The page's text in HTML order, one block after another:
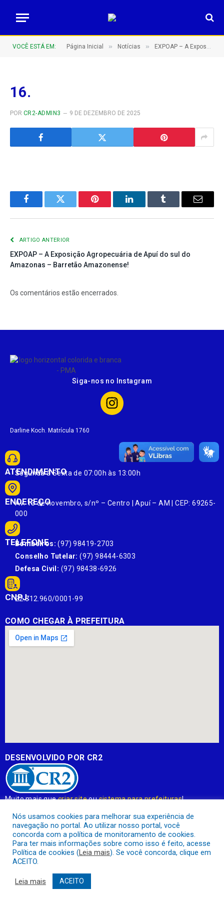
VOCÊ ESTÁ EM: Página Inicial » Notícias » EXPOAP – A Exposição Agropecuária de Apuí do sul do Amazonas – Barretão Amazonense!
16.
POR CR2-ADMIN3 9 DE DEZEMBRO DE 2025
FacebookTwitter Pinterest LinkedInTumblr
E-
ARTIGO ANTERIOR
EXPOAP – A Exposição Agropecuária de Apuí do sul do
Amazonas – Barretão Amazonense!
Os comentários estão encerrados.
Siga-nos no Instagram
Darline Koch. Matrícula 1760
ATENDIMENTO
Segunda à Sexta de 07:00h às 13:00h
ENDEREÇO
Av. 13 de novembro, s/nº – Centro | Apuí – AM | CEP: 69265-
000
TELEFONE
Bombeiros: (97) 98419-2703
Conselho Tutelar: (97) 98444-6303
Defesa Civil: (97) 98438-6926
CNPJ:
22.812.960/0001-99
COMO CHEGAR À PREFEITURA
DESENVOLVIDO POR CR2
Muito mais quecriar siteousistema para prefeituras!
contrato que todas as exigências das leis de transparência
públicaserão atendidas.
Conheça oPNTPe o Radar da Transparência Pública
Nós usamos cookies para melhorar sua experiência de
navegação no portal. Ao utilizar nosso portal, você
concorda com a política de monitoramento de cookies.
Para ter mais informações sobre como isso é feito, acesse
Política de cookies (Leia mais). Se você concorda, clique em
ACEITO.
Leia mais ACEITO